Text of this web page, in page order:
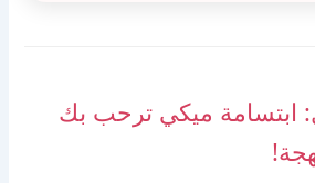
ابتسامة ميكي ترحب بك